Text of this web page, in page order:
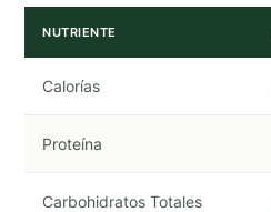
NUTRIENTE
Calorías
Proteína
Carbohidratos Totales